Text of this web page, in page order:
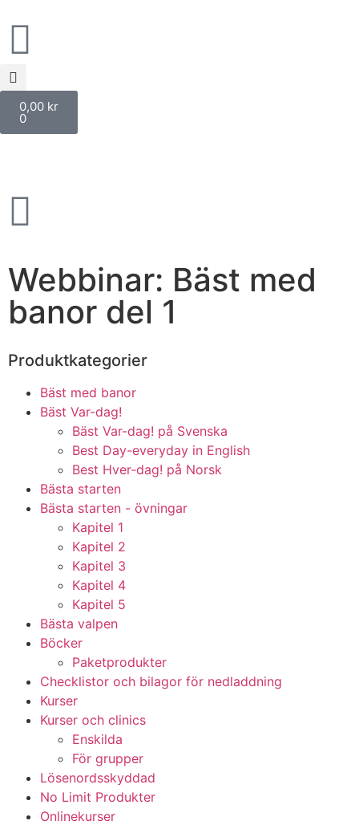
0,00 kr
0
Webbinar: Bäst med
banor del 1
Produktkategorier
Bäst med banor
Bäst Var-dag!
Bäst Var-dag! på Svenska
Best Day-everyday in English
Best Hver-dag! på Norsk
Bästa starten
Bästa starten - övningar
Kapitel 1
Kapitel 2
Kapitel 3
Kapitel 4
Kapitel 5
Bästa valpen
Böcker
Paketprodukter
Checklistor och bilagor för nedladdning
Kurser
Kurser och clinics
Enskilda
För grupper
Lösenordsskyddad
No Limit Produkter
Onlinekurser